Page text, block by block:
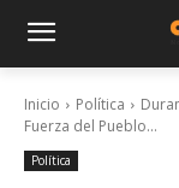
Inicio Política
Fuerza del Pueblo...
Política